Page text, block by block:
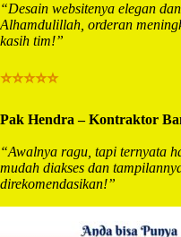
“Desain websitenya elegan
Alhamdulillah, orderan
kasih tim!”
⭐⭐⭐⭐⭐
Pak Hendra – Kontraktor
“Awalnya ragu, tapi ternyata
mudah diakses dan
direkomendasikan!”